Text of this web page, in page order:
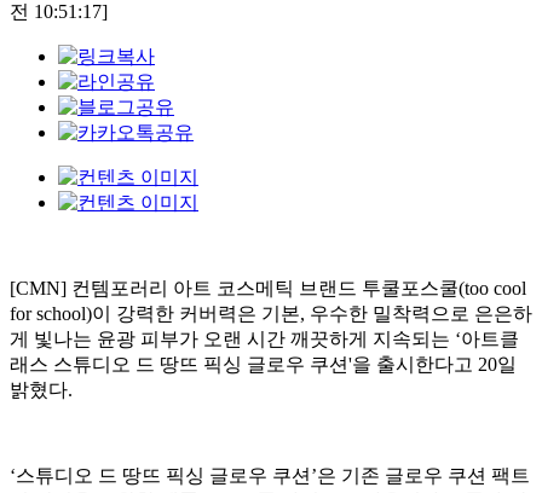
전 10:51:17]
[CMN] 컨템포러리 아트 코스메틱 브랜드 투쿨포스쿨(too cool
for school)이 강력한 커버력은 기본, 우수한 밀착력으로 은은하
게 빛나는 윤광 피부가 오랜 시간 깨끗하게 지속되는 ‘아트클
래스 스튜디오 드 땅뜨 픽싱 글로우 쿠션'을 출시한다고 20일
밝혔다.
‘스튜디오 드 땅뜨 픽싱 글로우 쿠션’은 기존 글로우 쿠션 팩트